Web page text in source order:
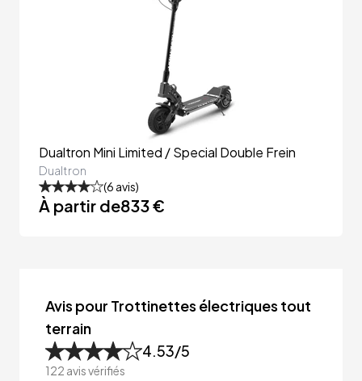
Dualtron Mini Limited / Special Double Frein
Dualtron
(6 avis)
À partir de833 €
Avis pour Trottinettes électriques tout
terrain
4.53/5
122 avis vérifiés